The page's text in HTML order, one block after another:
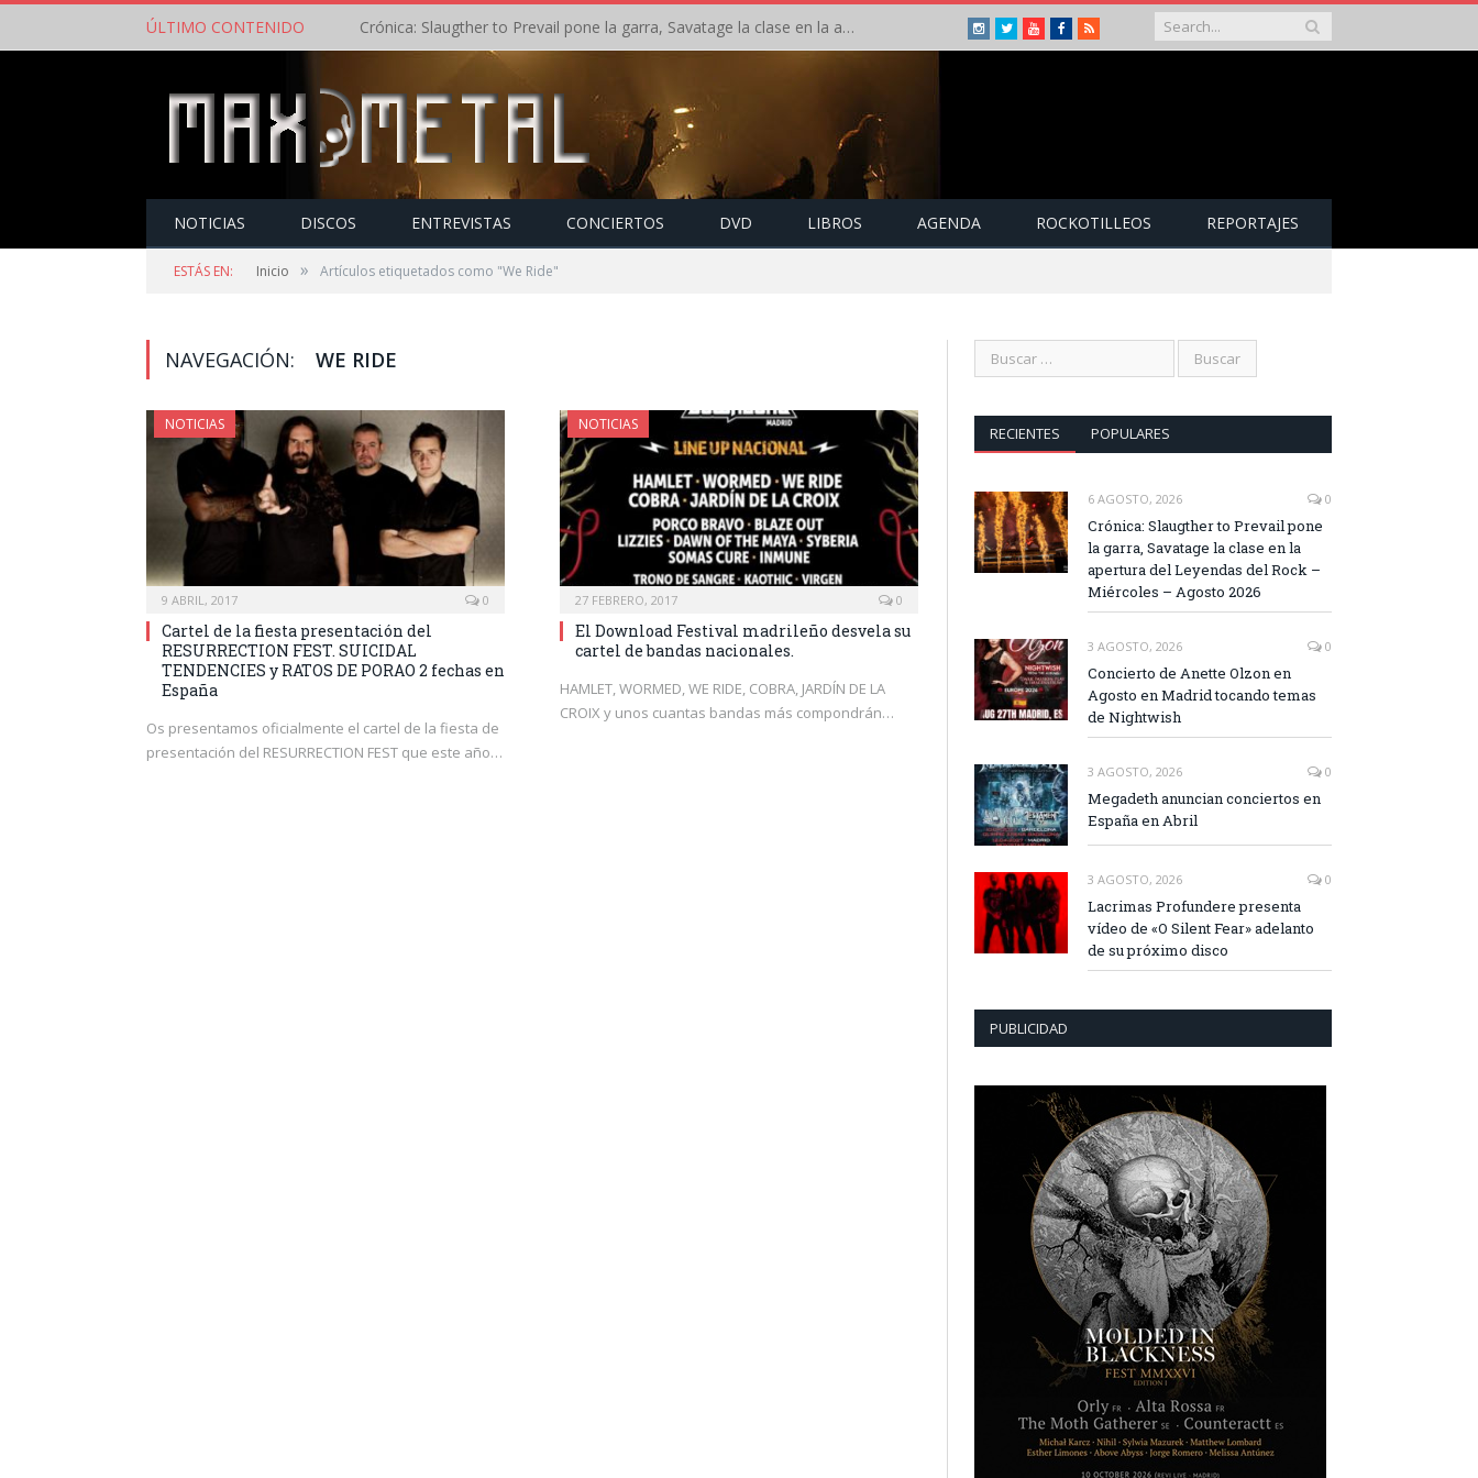
ÚLTIMO CONTENIDO Crónica: Slaugther to Prevail pone la garra, Savatage la clase en la apertura del Leyendas del Rock – Miércoles – Agosto 2026 Instagram
TwitterYoutubeFacebook
RSS
NOTICIAS DISCOS ENTREVISTAS CONCIERTOS DVD LIBROS AGENDA ROCKOTILLEOS REPORTAJES
ESTÁS EN: Inicio » Artículos etiquetados como "We Ride"
NAVEGACIÓN: WE RIDE
NOTICIAS
9 ABRIL, 2017 0
Cartel de la fiesta presentación del
RESURRECTION FEST. SUICIDAL
TENDENCIES y RATOS DE PORAO 2 fechas en
España
Os presentamos oficialmente el cartel de la fiesta de
presentación del RESURRECTION FEST que este año…
NOTICIAS
27 FEBRERO, 2017 0
El Download Festival madrileño desvela su
cartel de bandas nacionales.
HAMLET, WORMED, WE RIDE, COBRA, JARDÍN DE LA
CROIX y unos cuantas bandas más compondrán…
RECIENTES POPULARES
6 AGOSTO, 2026 0
Crónica: Slaugther to Prevail pone
la garra, Savatage la clase en la
apertura del Leyendas del Rock –
Miércoles – Agosto 2026
3 AGOSTO, 2026 0
Concierto de Anette Olzon en
Agosto en Madrid tocando temas
de Nightwish
3 AGOSTO, 2026 0
Megadeth anuncian conciertos en
España en Abril
3 AGOSTO, 2026 0
Lacrimas Profundere presenta
vídeo de «O Silent Fear» adelanto
de su próximo disco
PUBLICIDAD